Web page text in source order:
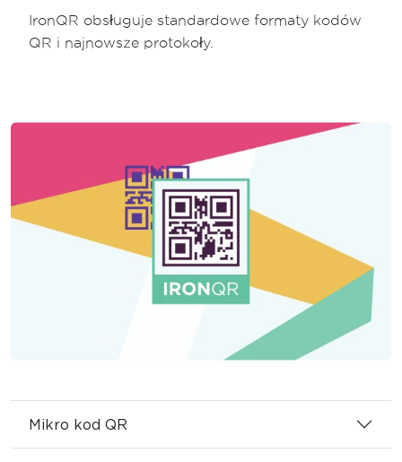
IronQR obsługuje standardowe formaty kodów
QR i najnowsze protokoły.
Mikro kod QR